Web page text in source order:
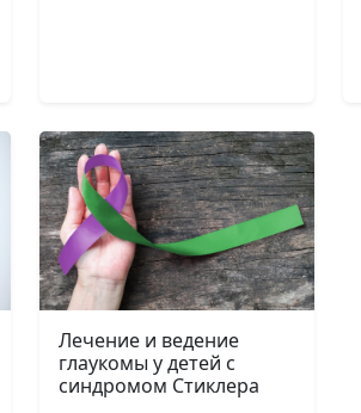
Лечение и ведение
глаукомы у детей с
синдромом Стиклера